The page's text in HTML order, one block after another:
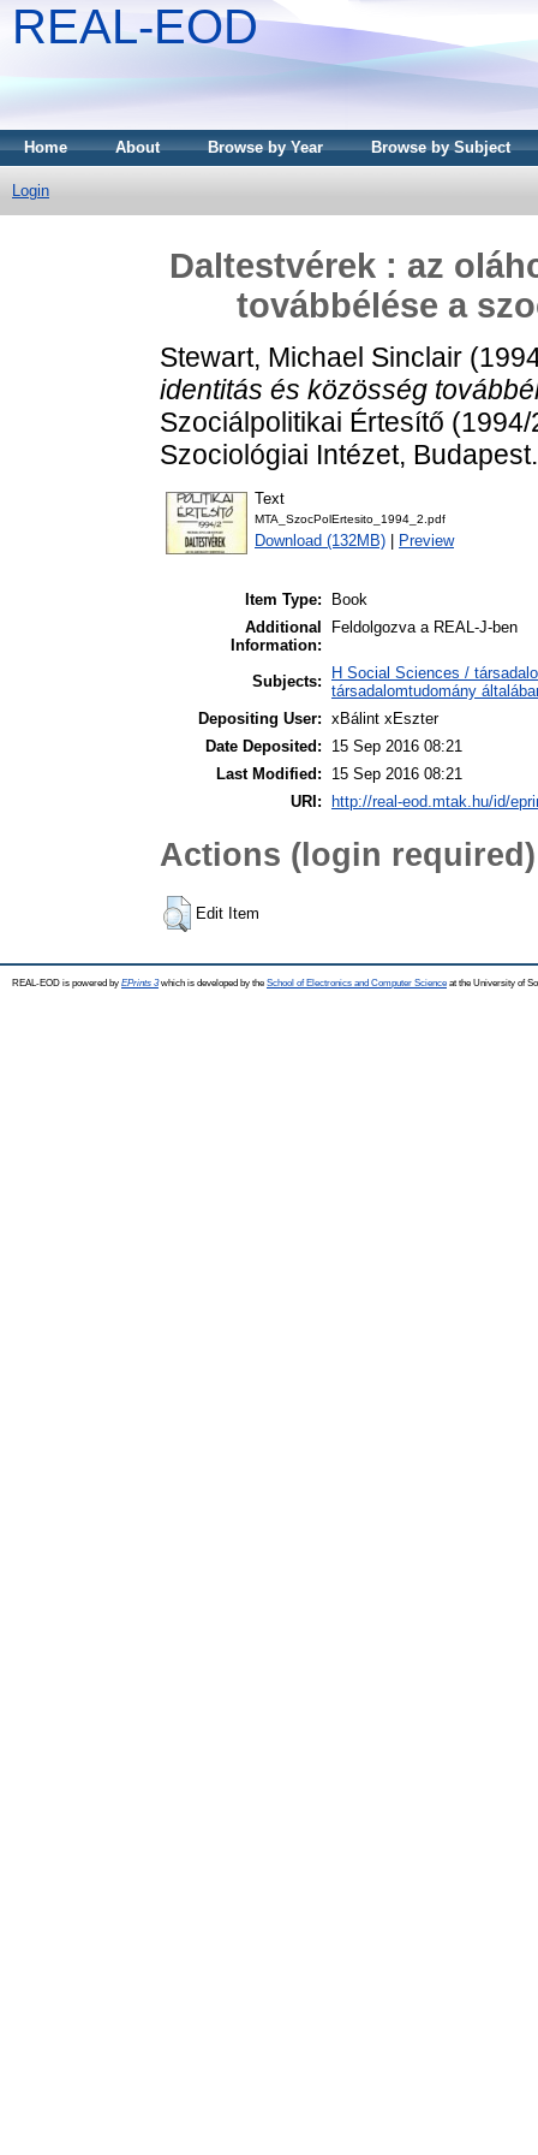
REAL-EOD
Home About Browse by Year Browse by Subject
Login
Daltestvérek : az
továbbélése a
Stewart, Michael Sinclair
identitás és közösség
Szociálpolitikai Értesítő
Szociológiai Intézet, Budapest.
Text
MTA_SzocPolErtesito_1994_2.pdf
Download (132MB) Preview
Item Type:
Book
Additional
Information:
Feldolgozva a REAL-J-ben
Subjects:
H Social Sciences /
társadalomtudomány
Depositing User: xBálint xEszter
Date Deposited:
15 Sep 2016 08:21
Last Modified:
15 Sep 2016 08:21
URI:
http://real-eod.mtak.hu/id/
Actions (login required)
Edit Item
REAL-EOD is powered by EPrints 3which is developed by the School of Electronics and Computer Science at the University of